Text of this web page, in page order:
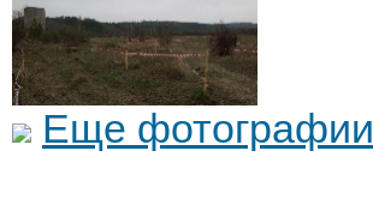
Еще фотографии